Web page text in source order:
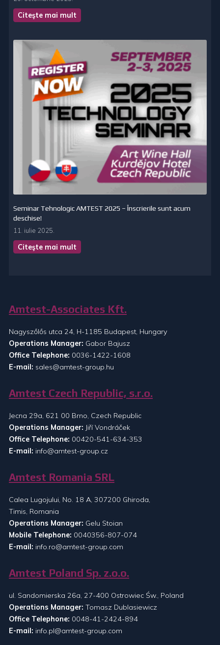
Citeşte mai mult
Seminar Tehnologic AMTEST 2025 – Înscrierile sunt acum
deschise!
11. iulie 2025.
Citeşte mai mult
Amtest-Associates Kft.
Nagyszőlős utca 24, H-1185 Budapest, Hungary
Operations Manager: Gabor Bajusz
Office Telephone: 0036-1422-1608
E-mail: sales@amtest-group.hu
Amtest Czech Republic, s.r.o.
Jecna 29a, 621 00 Brno, Czech Republic
Operations Manager: Jiří Vondráček
Office Telephone: 00420-541-634-353
E-mail: info@amtest-group.cz
Amtest Romania SRL
Calea Lugojului, No. 18 A, 307200 Ghiroda,
Timis, Romania
Operations Manager: Gelu Stoian
Mobile Telephone: 0040356-807-074
E-mail: info.ro@amtest-group.com
Amtest Poland Sp. z.o.o.
ul. Sandomierska 26a, 27-400 Ostrowiec Św., Poland
Operations Manager: Tomasz Dublasiewicz
Office Telephone: 0048-41-2424-894
E-mail: info.pl@amtest-group.com